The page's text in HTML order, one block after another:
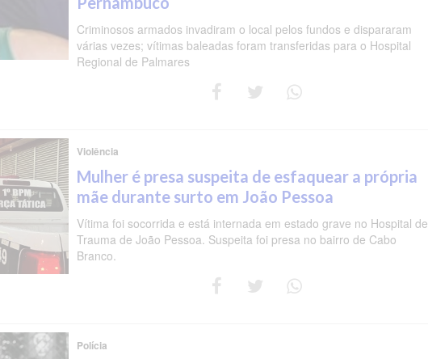
Criminosos armados invadiram o local pelos fundos e dispararam
várias vezes; vítimas baleadas foram transferidas para o Hospital
Regional de Palmares
Violência
Mulher é presa suspeita de esfaquear a própria
mãe durante surto em João Pessoa
Vítima foi socorrida e está internada em estado grave no Hospital de
Trauma de João Pessoa. Suspeita foi presa no bairro de Cabo
Branco.
Polícia